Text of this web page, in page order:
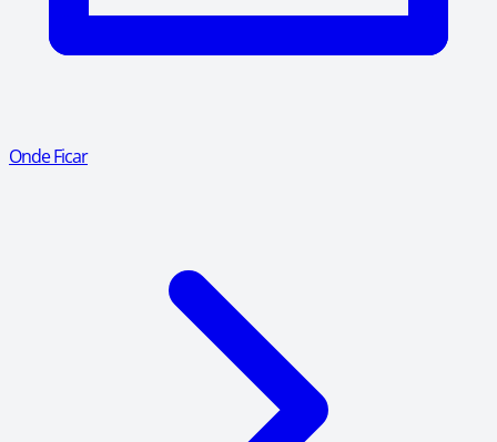
Onde Ficar